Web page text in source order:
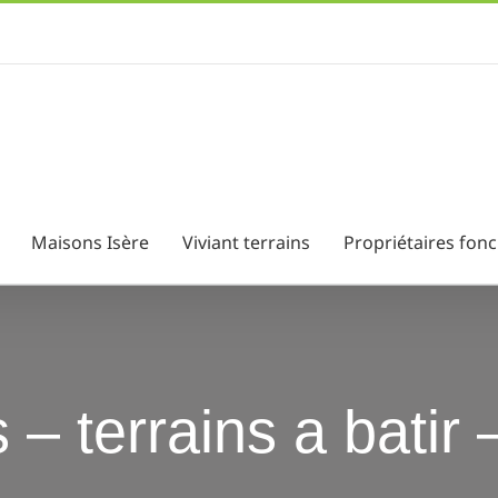
Maisons Isère Viviant terrains Propriétaires
– terrains a batir